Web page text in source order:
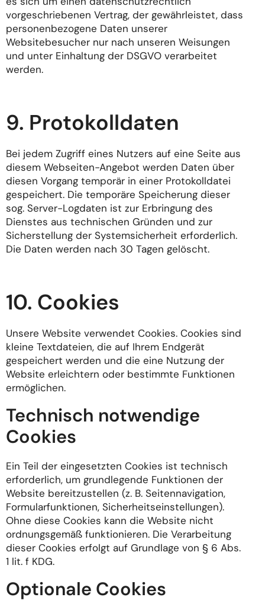
vorgeschriebenen Vertrag, der gewährleistet, dass
personenbezogene Daten unserer
Websitebesucher nur nach unseren Weisungen
und unter Einhaltung der DSGVO verarbeitet
werden.
9. Protokolldaten
Bei jedem Zugriff eines Nutzers auf eine Seite aus
diesem Webseiten-Angebot werden Daten über
diesen Vorgang temporär in einer Protokolldatei
gespeichert. Die temporäre Speicherung dieser
sog. Server-Logdaten ist zur Erbringung des
Dienstes aus technischen Gründen und zur
Sicherstellung der Systemsicherheit erforderlich.
Die Daten werden nach 30 Tagen gelöscht.
10. Cookies
Unsere Website verwendet Cookies. Cookies sind
kleine Textdateien, die auf Ihrem Endgerät
gespeichert werden und die eine Nutzung der
Website erleichtern oder bestimmte Funktionen
ermöglichen.
Technisch notwendige
Cookies
Ein Teil der eingesetzten Cookies ist technisch
erforderlich, um grundlegende Funktionen der
Website bereitzustellen (z. B. Seitennavigation,
Formularfunktionen, Sicherheitseinstellungen).
Ohne diese Cookies kann die Website nicht
ordnungsgemäß funktionieren. Die Verarbeitung
dieser Cookies erfolgt auf Grundlage von § 6 Abs.
1 lit. f KDG.
Optionale Cookies